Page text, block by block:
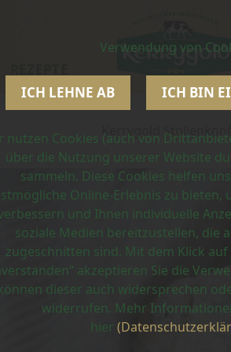
Verwendung von
ICH LEHNE AB ICH BIN
nutzen Cookies (auch von
über die Nutzung unserer Website
sammeln. Diese Cookies helfen
Online-Erlebnis zu bieten,
und Ihnen individuelle
soziale Medien bereitzustellen, die
zugeschnitten sind. Mit dem Klick
akzeptieren Sie die
dieser auch widersprechen
widerrufen. Mehr
hier
Kerrygold